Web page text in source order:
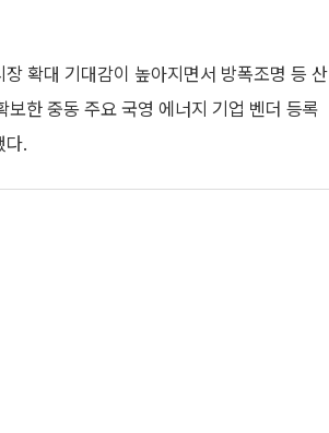
확대 기대감이 높아지면서 방폭조명 등 산
한 중동 주요 국영 에너지 기업 벤더 등록
다.